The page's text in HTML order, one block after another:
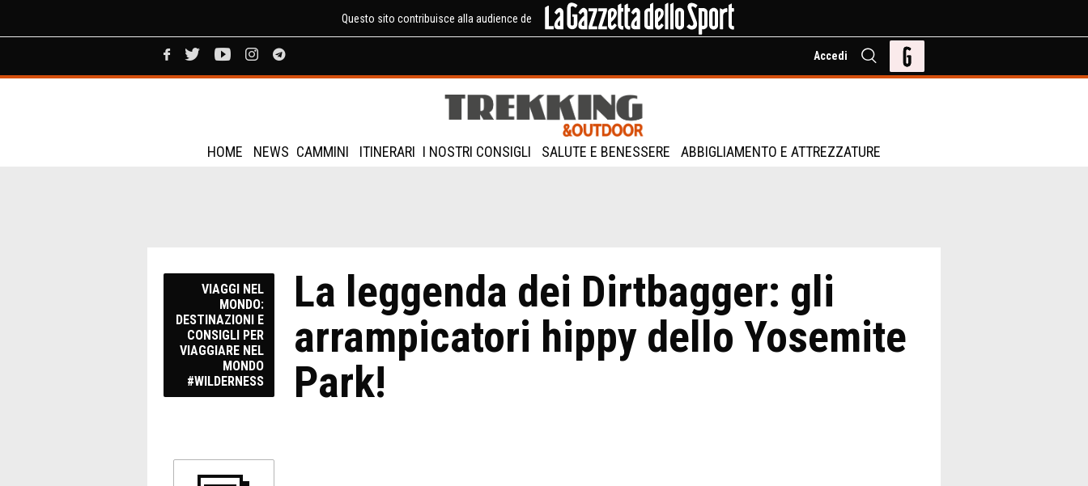
Questo sito contribuisce alla audience de
Accedi
HOME NEWS CAMMINI ITINERARI I NOSTRI CONSIGLI SALUTE E BENESSERE ABBIGLIAMENTO E ATTREZZATURE
VIAGGI NEL
MONDO:
DESTINAZIONI E
CONSIGLI PER
VIAGGIARE NEL
MONDO
#WILDERNESS
La leggenda dei Dirtbagger: gli
arrampicatori hippy dello Yosemite
Park!